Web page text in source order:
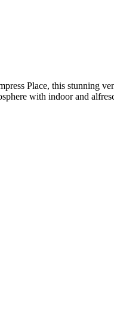
Place, this stunning
with indoor and